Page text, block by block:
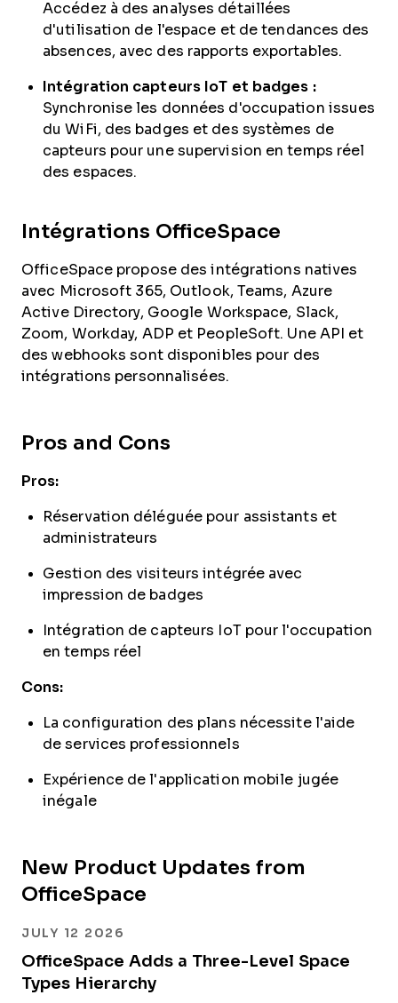
Accédez à des analyses détaillées
d'utilisation de l'espace et de tendances des
absences, avec des rapports exportables.
Intégration capteurs IoT et badges :
Synchronise les données d'occupation issues
du WiFi, des badges et des systèmes de
capteurs pour une supervision en temps réel
des espaces.
Intégrations OfficeSpace
OfficeSpace propose des intégrations natives
avec Microsoft 365, Outlook, Teams, Azure
Active Directory, Google Workspace, Slack,
Zoom, Workday, ADP et PeopleSoft. Une API et
des webhooks sont disponibles pour des
intégrations personnalisées.
Pros and Cons
Pros:
Réservation déléguée pour assistants et
administrateurs
Gestion des visiteurs intégrée avec
impression de badges
Intégration de capteurs IoT pour l'occupation
en temps réel
Cons:
La configuration des plans nécessite l'aide
de services professionnels
Expérience de l'application mobile jugée
inégale
New Product Updates from
OfficeSpace
JULY 12 2026
OfficeSpace Adds a Three-Level Space
Types Hierarchy